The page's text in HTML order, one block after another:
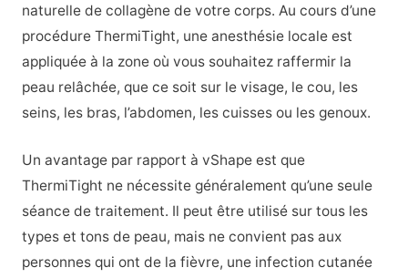
naturelle de collagène de votre corps. Au cours d’une
procédure ThermiTight, une anesthésie locale est
appliquée à la zone où vous souhaitez raffermir la
peau relâchée, que ce soit sur le visage, le cou, les
seins, les bras, l’abdomen, les cuisses ou les genoux.
Un avantage par rapport à vShape est que
ThermiTight ne nécessite généralement qu’une seule
séance de traitement. Il peut être utilisé sur tous les
types et tons de peau, mais ne convient pas aux
personnes qui ont de la fièvre, une infection cutanée